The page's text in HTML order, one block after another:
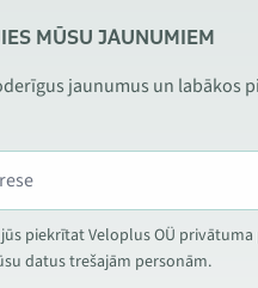
MŪSU JAUNUMIEM
jaunumus un labākos
piekrītat Veloplus OÜ
datus trešajām personām.